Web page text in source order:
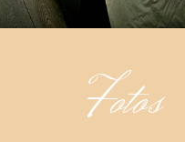
Fotos